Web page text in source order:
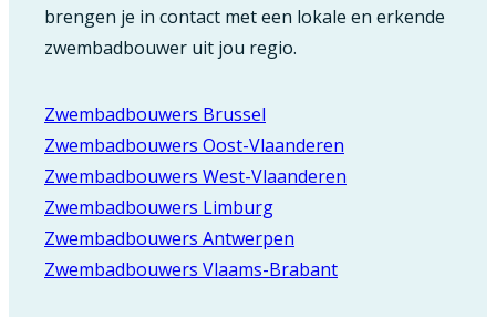
brengen je in contact met een lokale en erkende
zwembadbouwer uit jou regio.
Zwembadbouwers Brussel
Zwembadbouwers Oost-Vlaanderen
Zwembadbouwers West-Vlaanderen
Zwembadbouwers Limburg
Zwembadbouwers Antwerpen
Zwembadbouwers Vlaams-Brabant